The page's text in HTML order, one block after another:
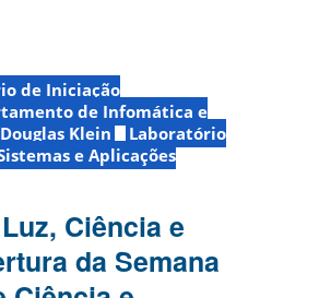
de Iniciação
de Infomática e
Douglas Klein
Laboratório
e Aplicações
Ciência e
da Semana